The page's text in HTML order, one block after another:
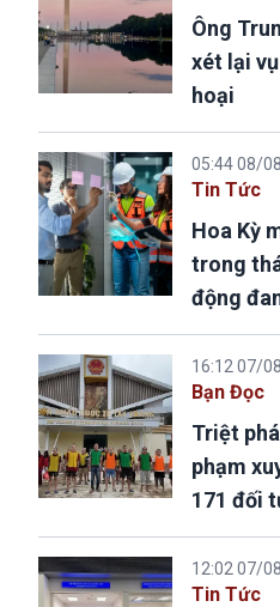
Ông
xét lại
hoại
05:44 08/
Tin Tức
Hoa Kỳ
trong
động
16:12 07/
Bạn Đọc
Triệt
phạm
171 đối
12:02 07/
Tin Tức